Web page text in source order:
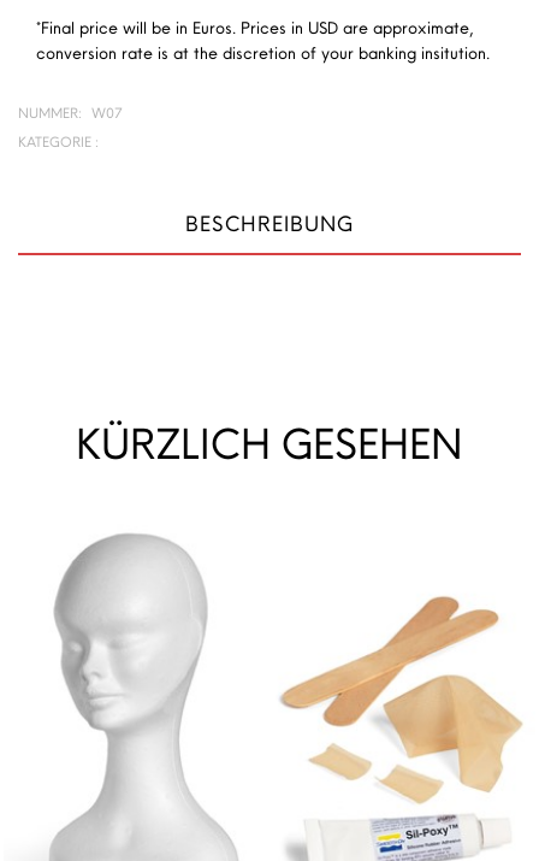
*Final price will be in Euros. Prices in USD are approximate,
conversion rate is at the discretion of your banking insitution.
NUMMER:
W07
KATEGORIE :
BESCHREIBUNG
KÜRZLICH GESEHEN